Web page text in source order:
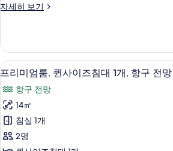
기
사
모
두
보
기
자세히 보기
프
트
리
플
자
세
히
보
기
프
미
엄
룸,
퀸
2
프리미엄룸, 퀸사이즈침대 1개, 항구 전망
항구 전망
14㎡
침실 1개
2명